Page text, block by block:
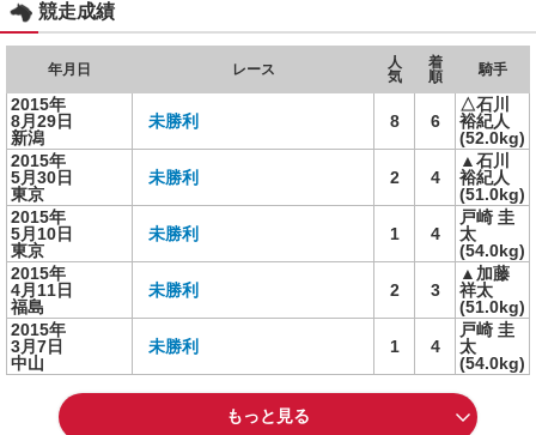
競走成績
年月日 レース
人
気
着
順
騎手
2015年
8月29日
新潟
未勝利 8 6
△石川
裕紀人
(52.0kg)
2015年
5月30日
東京
未勝利 2 4
▲石川
裕紀人
(51.0kg)
2015年
5月10日
東京
未勝利 1 4
戸崎 圭
太
(54.0kg)
2015年
4月11日
福島
未勝利 2 3
▲加藤
祥太
(51.0kg)
2015年
3月7日
中山
未勝利 1 4
戸崎 圭
太
(54.0kg)
もっと見る